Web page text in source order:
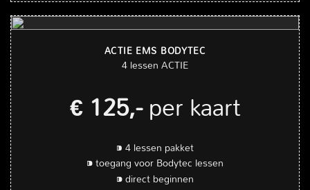
ACTIE EMS BODYTEC
4 lessen ACTIE
€ 125,-per kaart
⁍ 4 lessen pakket
⁍ toegang voor Bodytec lessen
⁍ direct beginnen